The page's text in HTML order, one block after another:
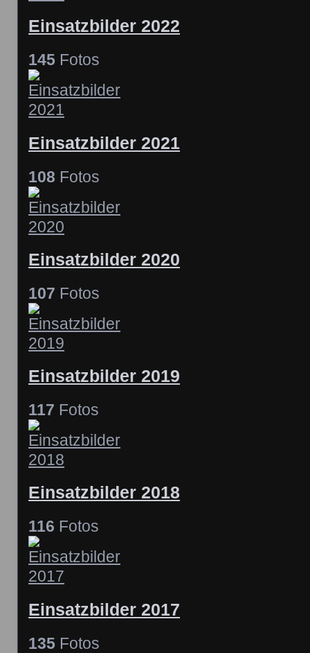
Einsatzbilder 2022
145 Fotos
Einsatzbilder 2021
108 Fotos
Einsatzbilder 2020
107 Fotos
Einsatzbilder 2019
117 Fotos
Einsatzbilder 2018
116 Fotos
Einsatzbilder 2017
135 Fotos